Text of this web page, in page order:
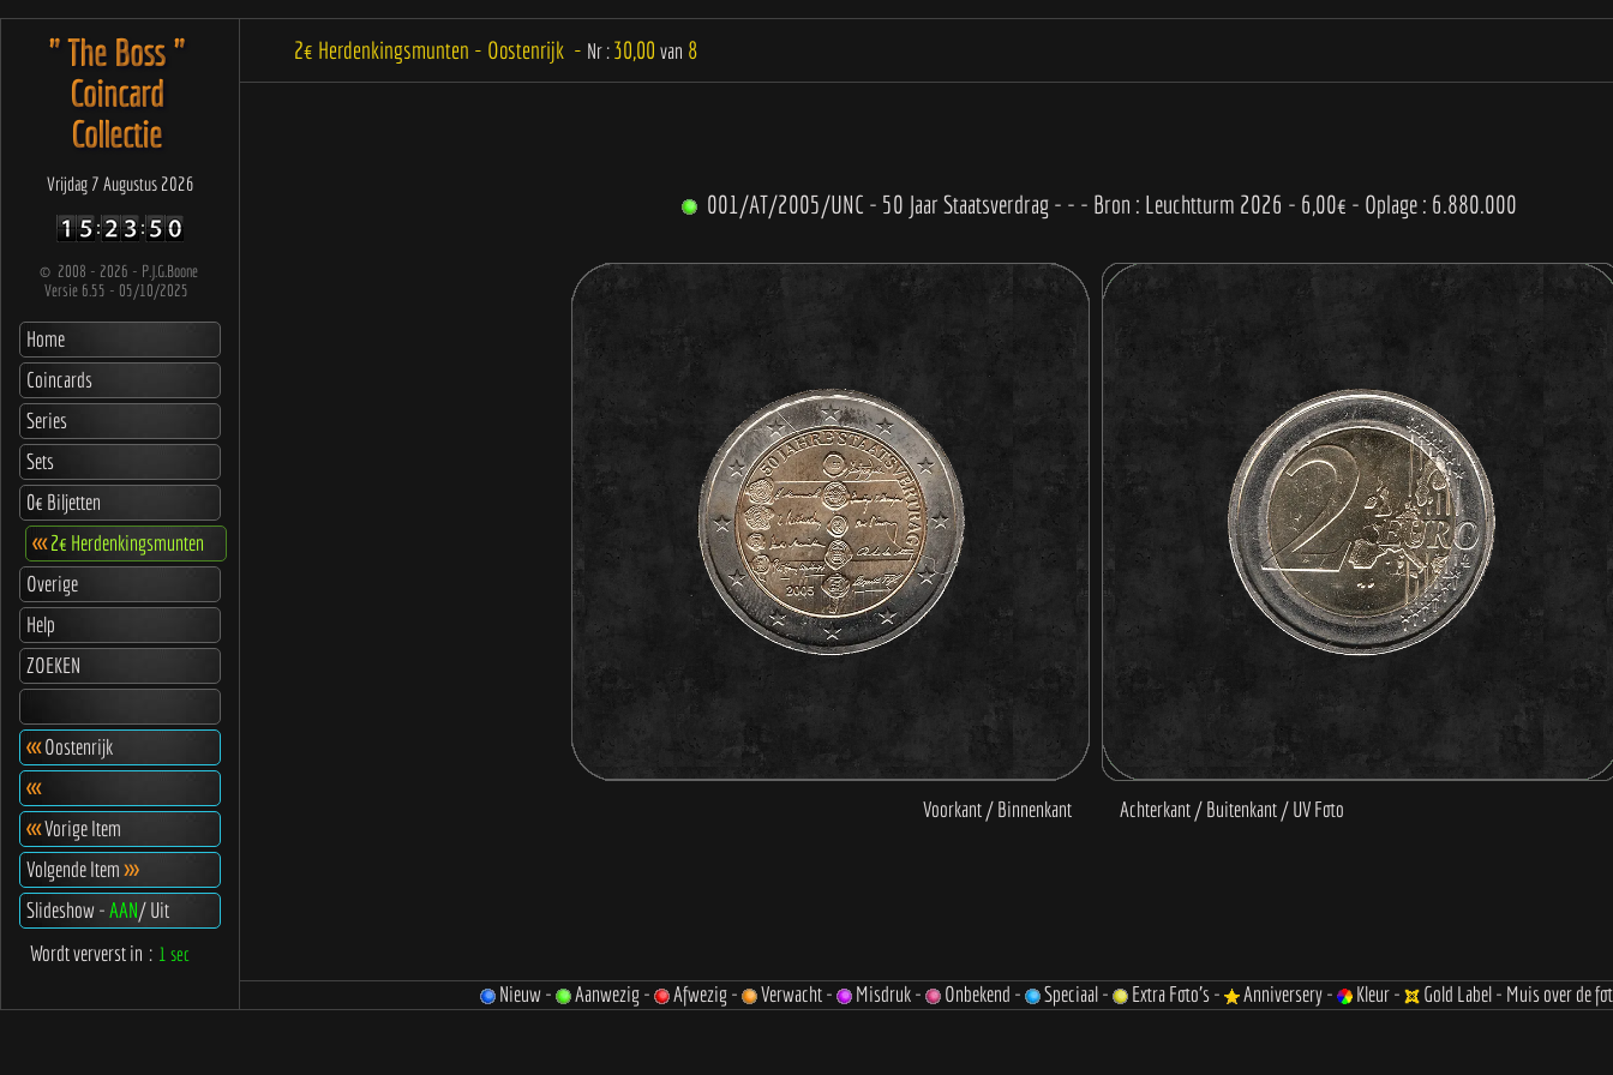
" The Boss "
Coincard
Collectie
Vrijdag 7 Augustus 2026
© 2008 - 2026 - P.J.G.Boone
Versie 6.55 - 05/10/2025
Home
Coincards
Series
Sets
0€ Biljetten
<<<2€ Herdenkingsmunten
Overige
Help
ZOEKEN
<<<Oostenrijk
<<<
<<<Vorige Item
Volgende Item>>>
Slideshow -AAN/ Uit
Wordt ververst in : 1 sec
2€ Herdenkingsmunten - Oostenrijk - Nr :30,00 van 8
Nieuw - Aanwezig - Afwezig - Verwacht - Misdruk - Onbekend - Speciaal - Extra Foto's - Anniversery - Kleur - Gold Label - Muis over de